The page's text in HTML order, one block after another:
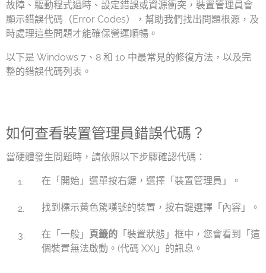
故障、驅動程式過時、設定錯誤或資源衝突，裝置管理員會
顯示錯誤代碼（Error Codes），幫助我們找出問題根源，及
時處理這些問題才能確保營運順暢。
以下是 Windows 7、8 和 10 中最常見的修復方法，以及完
整的錯誤代碼列表。
如何查看裝置管理員錯誤代碼？
當硬體發生問題時，請依照以下步驟確認代碼：
在「開始」選單按右鍵，選擇「裝置管理員」。
找到標示黃色驚嘆號的裝置，按右鍵選擇「內容」。
在「一般」 頁籤的 「裝置狀態」框中，您會看到「這
個裝置無法啟動。(代碼 XX)」的訊息。